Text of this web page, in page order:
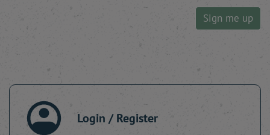
Sign me up
Login / Register